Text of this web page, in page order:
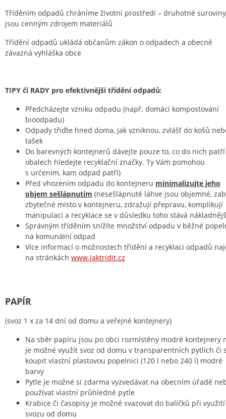
Tříděním odpadů chráníme životní prostředí – druhotné suroviny
jsou cenným zdrojem materiálů
Třídění odpadů ukládá občanům zákon o odpadech a obecně
závazná vyhláška obce
TIPY či RADY pro efektivnější třídění odpadů:
Předcházejte vzniku odpadu (např. domácí kompostování
bioodpadu)
Odpady třiďte hned doma, jak vzniknou, zvlášť do košů
tašek
Do barevných kontejnerů dávejte pouze to, co do nich
obalech hledejte recyklační značky. Ty Vám pomohou
s určením, kam odpad patří)
Před vhozením odpadu do kontejneru minimalizujte jeho
objem sešlápnutím (nesešlápnuté láhve jsou objemné,
zbytečné místo v kontejneru, zdražují přepravu, komplikují
manipulaci a recyklace se v důsledku toho stává
Správným tříděním snížíte množství odpadu v běžné
na komunální odpad
Více informací o možnostech třídění a recyklaci odpadů
na stránkách www.jaktridit.cz
PAPÍR
(svoz 1 x za 14 dní od domu a veřejné kontejnery)
Na sběr papíru jsou po obci rozmístěny modré kontejnery
je možné využít svoz od domu v transparentních pytlích či
koupit vlastní plastovou popelnici (120 l nebo 240 l) modré
barvy
Pytle je možné si zdarma vyzvedávat na obecním úřadě
používat vlastní průhledné pytle
Krabice či časopisy je možné svazovat do balíčků při využití
svozu od domu